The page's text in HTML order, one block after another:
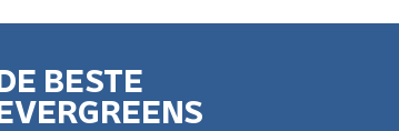
DE BESTE
EVERGREENS